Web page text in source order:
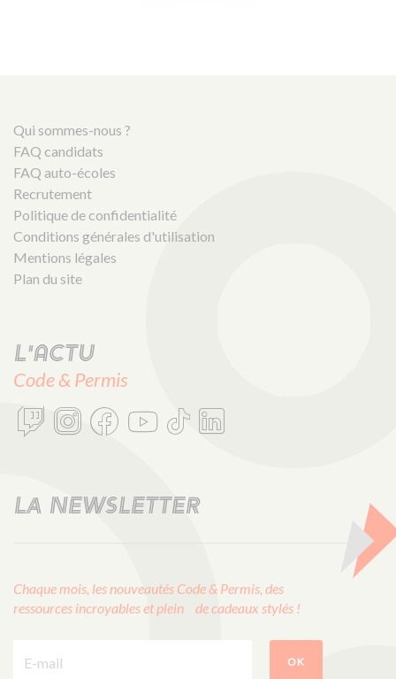
Qui sommes-nous ?
FAQ candidats
FAQ auto-écoles
Recrutement
Politique de confidentialité
Conditions générales d'utilisation
Mentions légales
Plan du site
L'actu
Code & Permis
LA NEWSLETTER
Chaque mois, les nouveautés Code & Permis, des
ressources incroyables et plein de cadeaux stylés !
OK